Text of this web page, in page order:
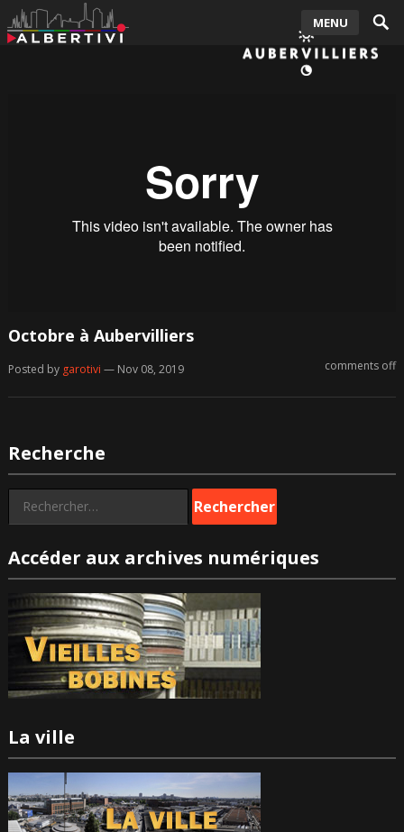
MENU
Octobre à Aubervilliers
Posted by garotivi — Nov 08, 2019 comments off
Recherche
Rechercher :
Accéder aux archives numériques
La ville